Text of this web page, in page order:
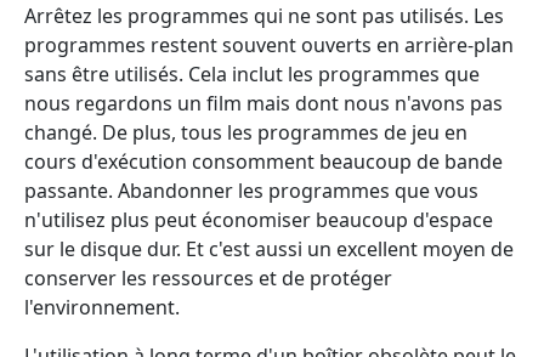
Arrêtez les programmes qui ne sont pas utilisés. Les
programmes restent souvent ouverts en arrière-plan
sans être utilisés. Cela inclut les programmes que
nous regardons un film mais dont nous n'avons pas
changé. De plus, tous les programmes de jeu en
cours d'exécution consomment beaucoup de bande
passante. Abandonner les programmes que vous
n'utilisez plus peut économiser beaucoup d'espace
sur le disque dur. Et c'est aussi un excellent moyen de
conserver les ressources et de protéger
l'environnement.